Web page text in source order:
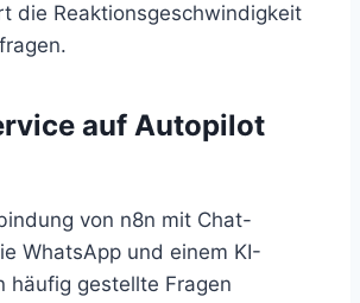
die Reaktionsgeschwindigkeit
auf Autopilot
von n8n mit Chat-
WhatsApp und einem KI-
häufig gestellte Fragen